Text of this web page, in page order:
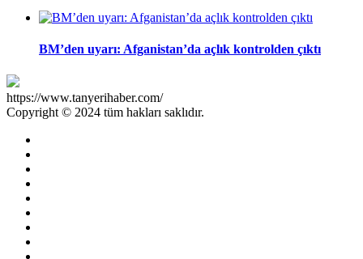
BM’den uyarı: Afganistan’da açlık kontrolden çıktı
https://www.tanyerihaber.com/
Copyright © 2024 tüm hakları saklıdır.